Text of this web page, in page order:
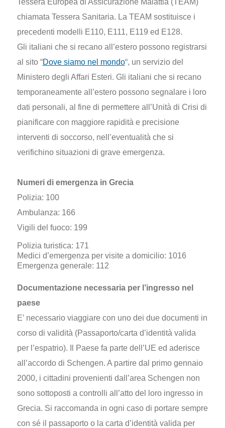
chiamata Tessera Sanitaria. La TEAM sostituisce i
precedenti modelli E110, E111, E119 ed E128.
Gli italiani che si recano all’estero possono registrarsi
al sito “Dove siamo nel mondo“, un servizio del
Ministero degli Affari Esteri. Gli italiani che si recano
temporaneamente all’estero possono segnalare i loro
dati personali, al fine di permettere all’Unità di Crisi di
pianificare con maggiore rapidità e precisione
interventi di soccorso, nell’eventualità che si
verifichino situazioni di grave emergenza.
Numeri di emergenza in Grecia
Polizia: 100
Ambulanza: 166
Vigili del fuoco: 199
Polizia turistica: 171
Medici d’emergenza per visite a domicilio: 1016
Emergenza generale: 112
Documentazione necessaria per l’ingresso nel
paese
E’ necessario viaggiare con uno dei due documenti in
corso di validità (Passaporto/carta d’identità valida
per l’espatrio). Il Paese fa parte dell’UE ed aderisce
all’accordo di Schengen. A partire dal primo gennaio
2000, i cittadini provenienti dall’area Schengen non
sono sottoposti a controlli all’atto del loro ingresso in
Grecia. Si raccomanda in ogni caso di portare sempre
con sé il passaporto o la carta d’identità valida per